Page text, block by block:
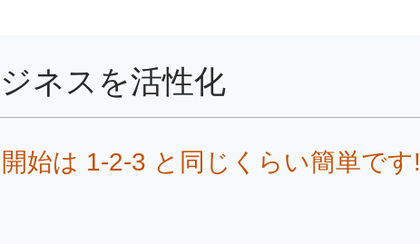
ネスを活性化
始は 1-2-3 と同じくらい簡単です!